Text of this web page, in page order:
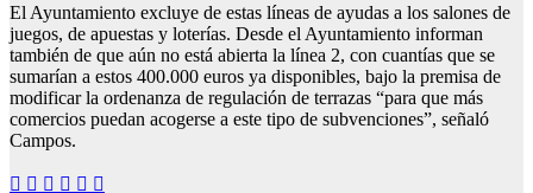
El Ayuntamiento excluye de estas líneas de ayudas a los salones de
juegos, de apuestas y loterías. Desde el Ayuntamiento informan
también de que aún no está abierta la línea 2, con cuantías que se
sumarían a estos 400.000 euros ya disponibles, bajo la premisa de
modificar la ordenanza de regulación de terrazas “para que más
comercios puedan acogerse a este tipo de subvenciones”, señaló
Campos.